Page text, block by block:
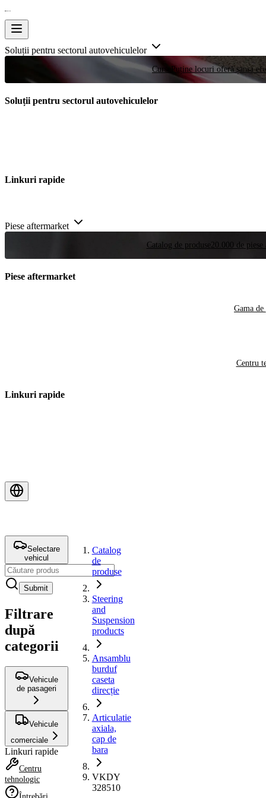
Soluții pentru sectorul autovehiculelor
Curse Puține locuri oferă șansa
Soluții pentru sectorul autovehiculelor
Linkuri rapide
Piese aftermarket
Catalog de produse 20.000 de
Piese aftermarket
Gama de
Centru
Linkuri rapide
Selectare
vehicul
Submit
Filtrare
după
categorii
Vehicule
de pasageri
Vehicule
comerciale
Linkuri rapide
Centru
tehnologic
Catalog
de
produse
Steering
and
Suspension
products
Ansamblu
burduf
caseta
direcție
Articulatie
axiala,
cap de
bara
VKDY
328510